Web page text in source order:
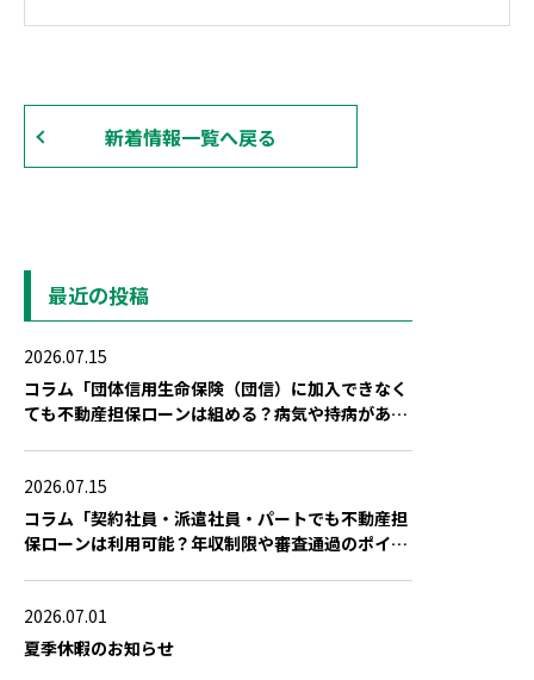
新着情報一覧へ戻る
最近の投稿
2026.07.15
コラム「団体信用生命保険（団信）に加入できなく
ても不動産担保ローンは組める？病気や持病がある
2026.07.15
コラム「契約社員・派遣社員・パートでも不動産担
保ローンは利用可能？年収制限や審査通過のポイン
2026.07.01
夏季休暇のお知らせ